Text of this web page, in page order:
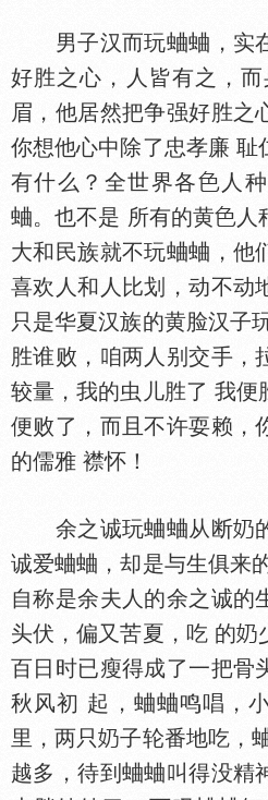
男子汉而玩蛐蛐，实
好胜之心，人皆有之，
眉，他居然把争强好胜之
你想他心中除了忠孝廉 耻
有什么？全世界各
人
蛐。也不是 所有的黄
人
大和民族就不玩蛐蛐，他
喜欢人和人比划，动不动
只是华夏汉族的黄脸汉子
胜谁败，咱两人别交手，
较量，我的虫儿胜了 我便
便败了，而且不许耍赖，
的儒雅 襟怀！
余之诚玩蛐蛐从断
诚爱蛐蛐，却是与生俱来
自称是余夫人的余之诚的
头伏，偏又苦夏，吃 的
百日时已瘦得成了一把骨
秋风初 起，蛐蛐鸣唱，
里，两只
子轮番地吃，
越多，待到蛐蛐叫得没精